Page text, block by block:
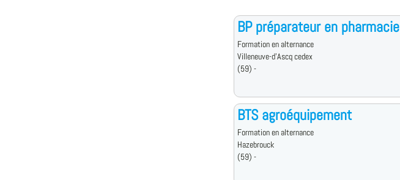
BP préparateur en pharmacie
Formation en alternance
Villeneuve-d'Ascq cedex
(59) -
BTS agroéquipement
Formation en alternance
Hazebrouck
(59) -